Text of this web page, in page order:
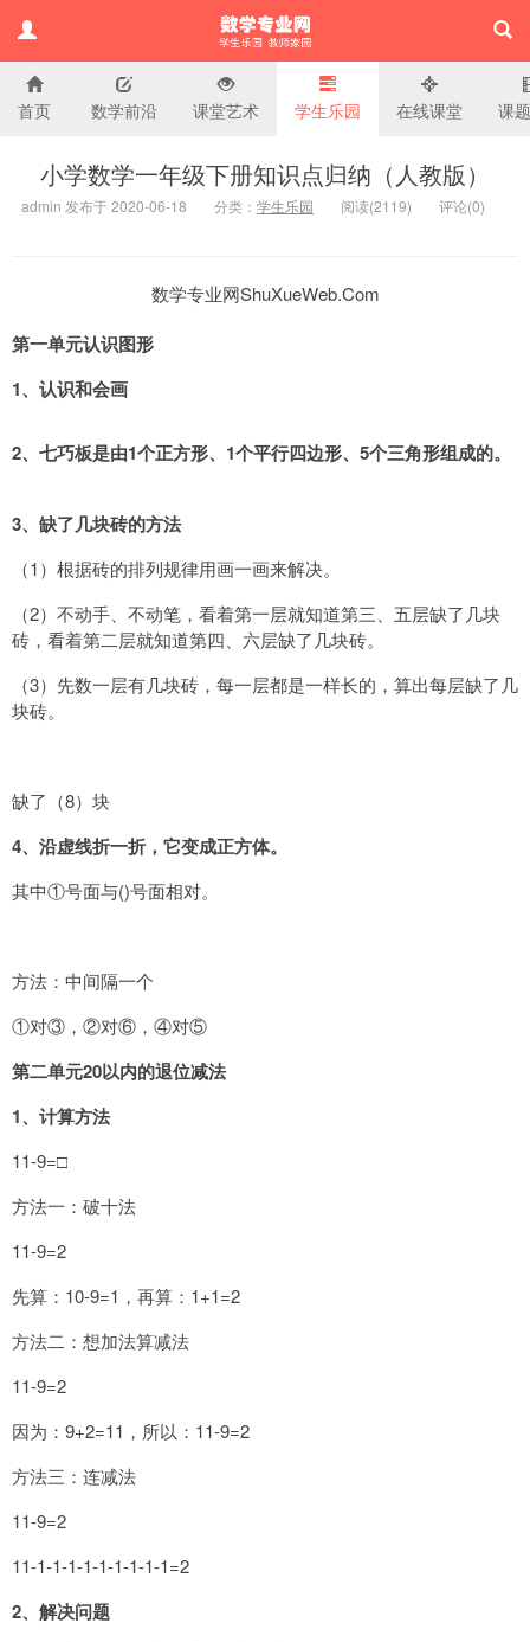
小学数学专业网
首页 数学前沿 课堂艺术 学生乐园 在线课堂 课
小学数学一年级下册知识点归纳（人教版）
admin 发布于 2020-06-18 分类： 学生乐园 阅读(2119) 评论(0)
数学专业网ShuXueWeb.Com
第一单元认识图形
1、认识和会画
2、七巧板是由1个正方形、1个平行四边形、5个三角形组成的。
3、缺了几块砖的方法
（1）根据砖的排列规律用画一画来解决。
（2）不动手、不动笔，看着第一层就知道第三、五层缺了几块
砖，看着第二层就知道第四、六层缺了几块砖。
（3）先数一层有几块砖，每一层都是一样长的，算出每层缺了几
块砖。
缺了（8）块
4、沿虚线折一折，它变成正方体。
其中①号面与()号面相对。
方法：中间隔一个
①对③，②对⑥，④对⑤
第二单元20以内的退位减法
1、计算方法
11-9=□
方法一：破十法
11-9=2
先算：10-9=1，再算：1+1=2
方法二：想加法算减法
11-9=2
因为：9+2=11，所以：11-9=2
方法三：连减法
11-9=2
11-1-1-1-1-1-1-1-1-1=2
2、解决问题